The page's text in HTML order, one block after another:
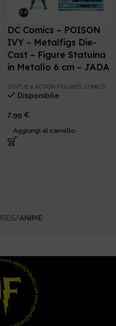
DC Comics – POISON
IVY – Metalfigs Die-
Cast – Figure Statuina
in Metallo 6 cm – JADA
STATUE e ACTION FIGURES, COMICS
Disponibile
7,99 €
Aggiungi al carrello
ANIME